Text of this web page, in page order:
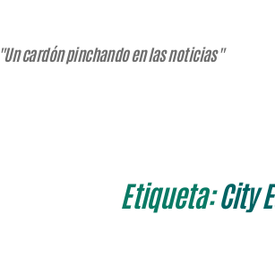
"Un cardón pinchando en las noticias"
Etiqueta: City